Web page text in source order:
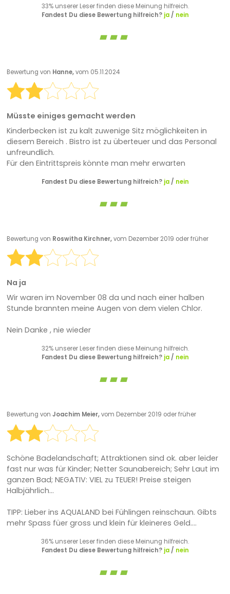
33% unserer Leser finden diese Meinung hilfreich.
Fandest Du diese Bewertung hilfreich? ja/ nein
Bewertung von Hanne,vom 05.11.2024
Müsste einiges gemacht werden
Kinderbecken ist zu kalt zuwenige Sitz möglichkeiten in
diesem Bereich . Bistro ist zu überteuer und das Personal
unfreundlich.
Für den Eintrittspreis könnte man mehr erwarten
Fandest Du diese Bewertung hilfreich? ja/ nein
Bewertung von Roswitha Kirchner,vom Dezember 2019 oder früher
Na ja
Wir waren im November 08 da und nach einer halben
Stunde brannten meine Augen von dem vielen Chlor.
Nein Danke , nie wieder
32% unserer Leser finden diese Meinung hilfreich.
Fandest Du diese Bewertung hilfreich? ja/ nein
Bewertung von Joachim Meier,vom Dezember 2019 oder früher
Schöne Badelandschaft; Attraktionen sind ok. aber leider
fast nur was für Kinder; Netter Saunabereich; Sehr Laut im
ganzen Bad; NEGATIV: VIEL zu TEUER! Preise steigen
Halbjährlich...
TIPP: Lieber ins AQUALAND bei Fühlingen reinschaun. Gibts
mehr Spass füer gross und klein für kleineres Geld....
36% unserer Leser finden diese Meinung hilfreich.
Fandest Du diese Bewertung hilfreich? ja/ nein